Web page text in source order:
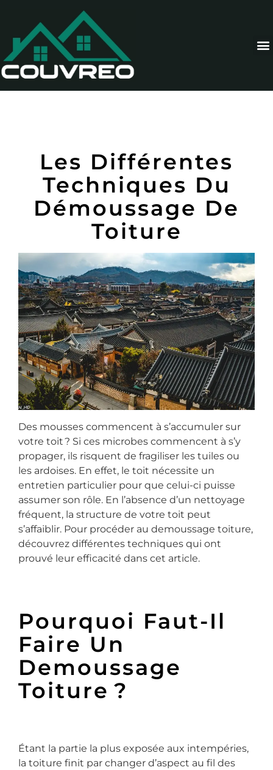
Les Différentes
Techniques Du
Démoussage De
Toiture
Des mousses commencent à s’accumuler sur
votre toit ? Si ces microbes commencent à s’y
propager, ils risquent de fragiliser les tuiles ou
les ardoises. En effet, le toit nécessite un
entretien particulier pour que celui-ci puisse
assumer son rôle. En l’absence d’un nettoyage
fréquent, la structure de votre toit peut
s’affaiblir. Pour procéder au demoussage toiture,
découvrez différentes techniques qui ont
prouvé leur efficacité dans cet article.
Pourquoi Faut-Il
Faire Un
Demoussage
Toiture ?
Étant la partie la plus exposée aux intempéries,
la toiture finit par changer d’aspect au fil des